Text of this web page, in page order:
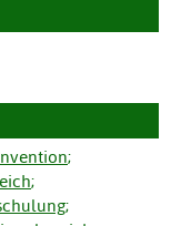
;
;
;